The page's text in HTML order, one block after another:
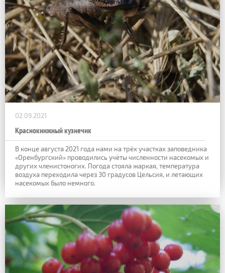
02.09.2021
Краснокнижный кузнечик
В конце августа 2021 года нами на трёх участках заповедника
«Оренбургский» проводились учёты численности насекомых и
других членистоногих. Погода стояла жаркая, температура
воздуха переходила через 30 градусов Цельсия, и летающих
насекомых было немного.